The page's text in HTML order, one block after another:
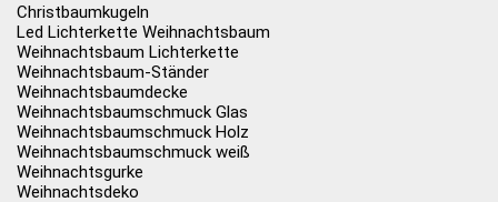
Christbaumkugeln
Led Lichterkette Weihnachtsbaum
Weihnachtsbaum Lichterkette
Weihnachtsbaum-Ständer
Weihnachtsbaumdecke
Weihnachtsbaumschmuck Glas
Weihnachtsbaumschmuck Holz
Weihnachtsbaumschmuck weiß
Weihnachtsgurke
Weihnachtsdeko